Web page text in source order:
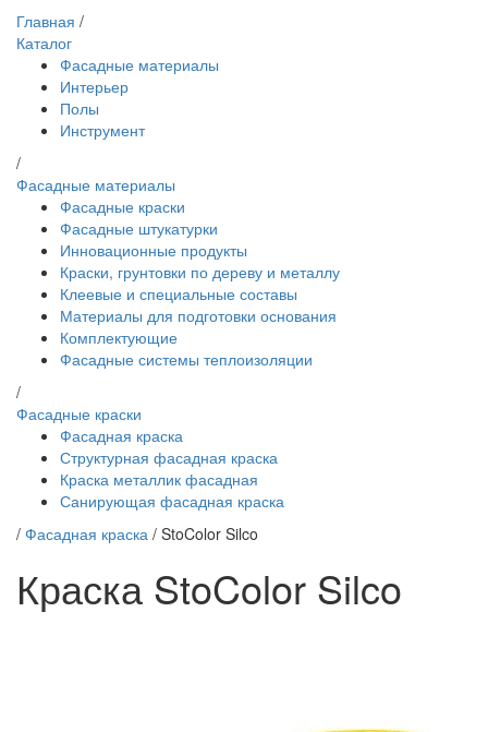
Главная /
Каталог
Фасадные материалы
Интерьер
Полы
Инструмент
/
Фасадные материалы
Фасадные краски
Фасадные штукатурки
Инновационные продукты
Краски, грунтовки по дереву и металлу
Клеевые и специальные составы
Материалы для подготовки основания
Комплектующие
Фасадные системы теплоизоляции
/
Фасадные краски
Фасадная краска
Структурная фасадная краска
Краска металлик фасадная
Санирующая фасадная краска
/ Фасадная краска / StoColor Silco
Краска StoColor Silco